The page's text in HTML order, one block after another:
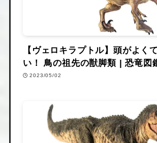
【ヴェロキラプトル】頭がよく
い！ 鳥の祖先の獣脚類 | 恐竜図
2023/05/02